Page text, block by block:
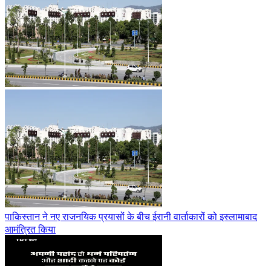
पाकिस्तान ने नए राजनयिक प्रयासों के बीच ईरानी वार्ताकारों को इस्लामाबाद
आमंत्रित किया